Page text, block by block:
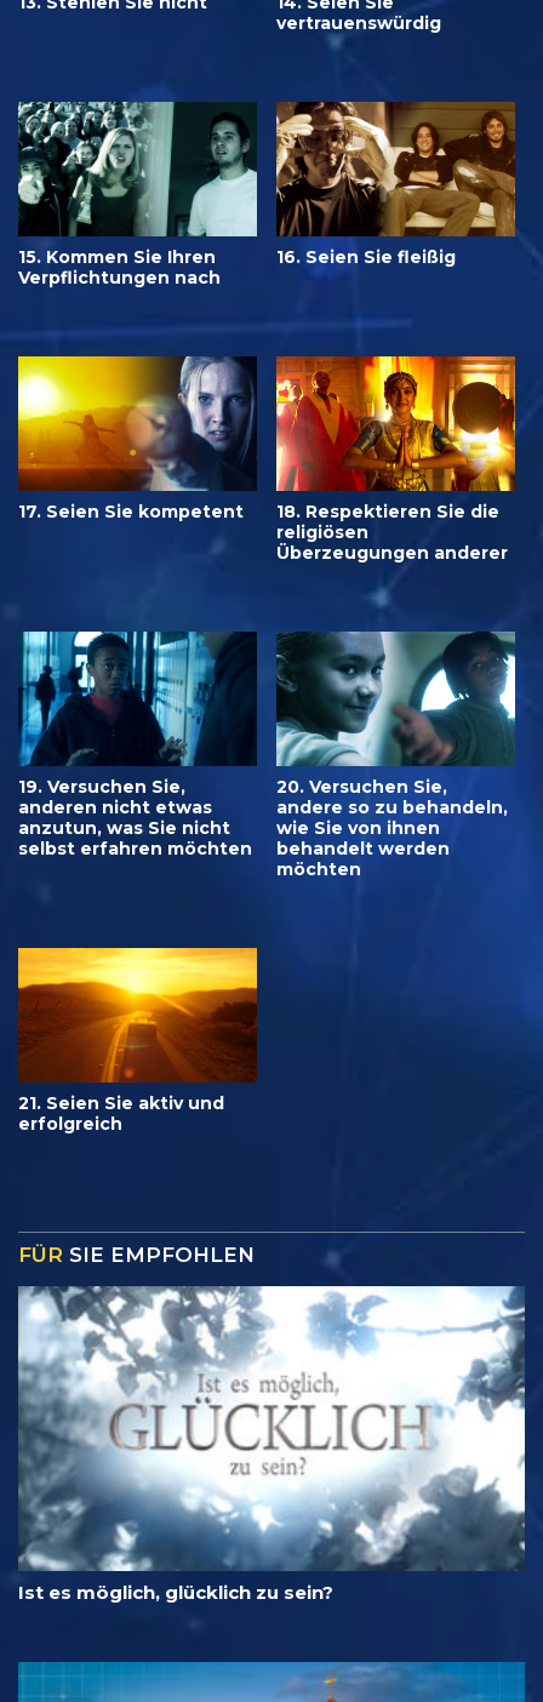
vertrauenswürdig
15. Kommen Sie Ihren
Verpflichtungen nach
16. Seien Sie fleißig
17. Seien Sie kompetent
18. Respektieren Sie die
religiösen
Überzeugungen anderer
19. Versuchen Sie,
anderen nicht etwas
anzutun, was Sie nicht
selbst erfahren möchten
20. Versuchen Sie,
andere so zu behandeln,
wie Sie von ihnen
behandelt werden
möchten
21. Seien Sie aktiv und
erfolgreich
FÜR SIE EMPFOHLEN
Ist es möglich, glücklich zu sein?